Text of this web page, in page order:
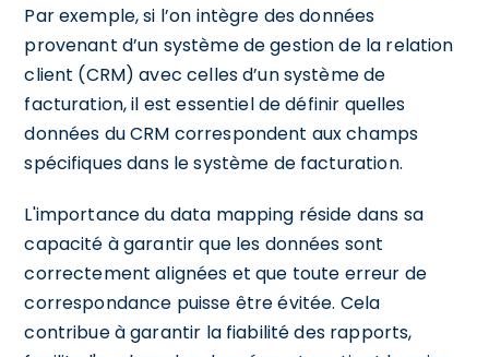
Par exemple, si l’on intègre des données
provenant d’un système de gestion de la relation
client (CRM) avec celles d’un système de
facturation, il est essentiel de définir quelles
données du CRM correspondent aux champs
spécifiques dans le système de facturation.
L'importance du data mapping réside dans sa
capacité à garantir que les données sont
correctement alignées et que toute erreur de
correspondance puisse être évitée. Cela
contribue à garantir la fiabilité des rapports,